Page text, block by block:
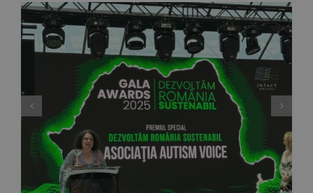
Ordinul “Meritul pentru Promovarea Drepturilor
Omului și Angajament Social” în grad de
cavaler